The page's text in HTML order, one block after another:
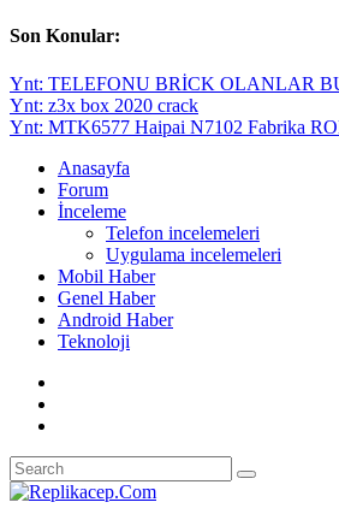
Son Konular:
Ynt: TELEFONU BRİCK OLANLAR
Ynt: z3x box 2020 crack
Ynt: MTK6577 Haipai N7102 Fabrika
Anasayfa
Forum
İnceleme
Telefon incelemeleri
Uygulama incelemeleri
Mobil Haber
Genel Haber
Android Haber
Teknoloji